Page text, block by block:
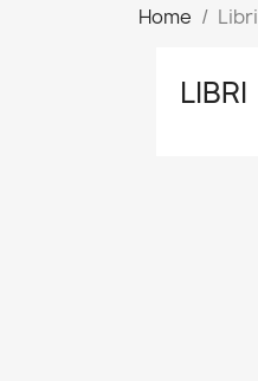
Home Libri
LIBRI